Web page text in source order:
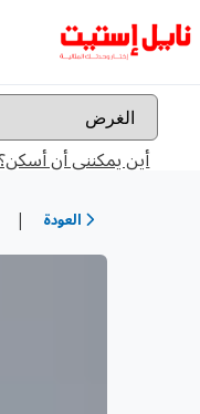
أين يمكننى أن
العودة |